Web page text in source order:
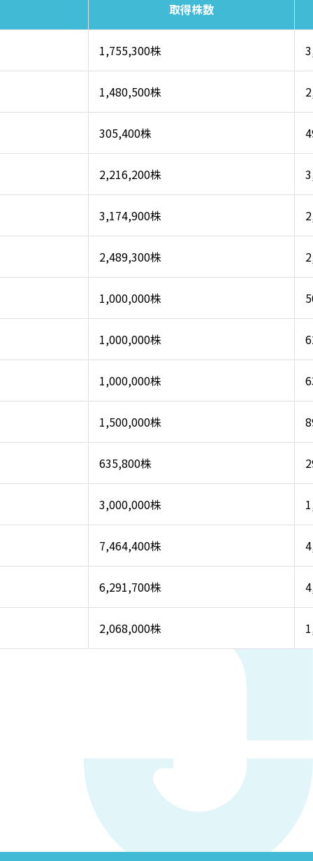
取得株数
1,755,300株
1,480,500株
305,400株
2,216,200株
3,174,900株
2,489,300株
1,000,000株
1,000,000株
1,000,000株
1,500,000株
635,800株
3,000,000株
7,464,400株
6,291,700株
2,068,000株